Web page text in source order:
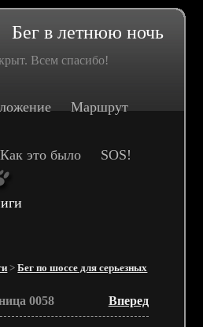
Бег в летнюю ночь
Всем спасибо!
Маршрут
Как это было SOS!
>Бег по шоссе для серьезных
0058 Вперед